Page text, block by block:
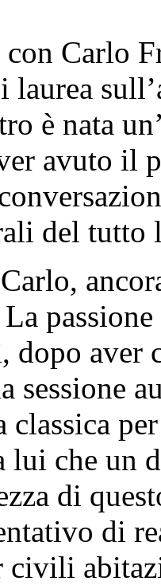
Carlo
laurea
è nata
avuto il
del tutto
dopo aver
sessione
classica
lui che un
di
di
civili